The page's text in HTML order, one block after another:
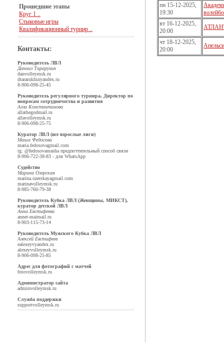
Прошедшие этапы
Круг 1 ..
Стыковые игры
Квалификационный турнир ..
Контакты:
Руководитель ЛВЛ
Даниил Тарарухин
danvolleymsk.ru
dtararukhinyandex.ru
8-906-098-25-45
Руководитель регулярного турнира, Директор по
вопросам сотрудничества и развития
Алла Константинова
allathegodmail.ru
allavolleymsk.ru
8-906-098-25-75
Куратор ЛВЛ (все взрослые лиги)
Маша Федосова
maria.fedosovagmail.com
tg: @fedosovamasha предпочтительный способ связи
8-906-722-38-83 - для WhatsApp
Судейство
Марина Озерская
marina.ozerskayagmail.com
marinavolleymsk.ru
8-985-760-79-38
Руководитель Кубка ЛВЛ (Женщины, МИКСТ),
куратор детской ЛВЛ
Анна Евстифеева
annet-maimail.ru
8-903-115-73-14
Руководитель Мужского Кубка ЛВЛ
Алексей Евстифеев
ealexeyvyandex.ru
alexeyvolleymsk.ru
8-906-098-25-85
Адрес для фотографий с матчей
fotovolleymsk.ru
Администратор сайта
adminvolleymsk.ru
Служба поддержки
supportvolleymsk.ru
пн 15-12-2025,
19:30
вт 16-12-2025,
20:00
чт 18-12-2025,
20:00